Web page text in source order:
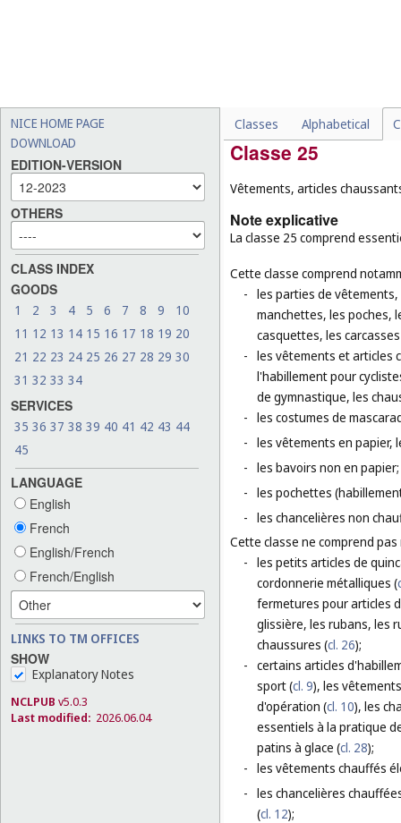
NICE HOME PAGE
DOWNLOAD
EDITION-VERSION
OTHERS
CLASS INDEX
GOODS
1 2 3 4 5 6 7 8 9
10
11 12 13 14 15 16 17 18 19 20
21 22 23 24 25 26 27 28 29 30
31 32 33 34
SERVICES
35 36 37 38 39 40 41 42 43 44
45
LANGUAGE
English
French
English/French
French/English
LINKS TO TM OFFICES
SHOW
Explanatory Notes
NCLPUB v5.0.3
Last modified: 2026.06.04
Classes Alphabetical
les tissus isolants (cl. 17
Classe 25
Vêtements, articles
Note explicative
La classe 25 comprend
Cette classe comprend
- les parties de
manchettes, les poches,
casquettes, les
- les vêtements et articles
l'habillement pour
de gymnastique, les
- les costumes de
- les vêtements en papier,
- les bavoirs non en papier;
- les pochettes
- les chancelières non
Cette classe ne comprend
- les petits articles de
cordonnerie métalliques (
fermetures pour articles
glissière, les rubans, les
chaussures (cl. 26);
- certains articles
sport (cl. 9), les
d'opération (cl. 10), les
essentiels à la pratique
patins à glace (cl. 28);
- les vêtements chauffés
- les chancelières
(cl. 12);